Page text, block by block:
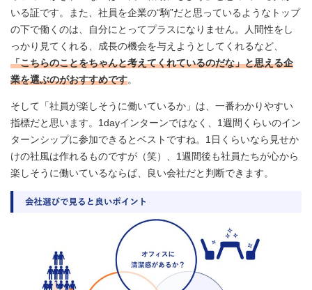
いる証です。また、社員を企業の“駒”だと思っているようなトップ
の下で働くのは、自分にとってプラスになりません。人間性をし
っかり見てくれる、成長の機会を与えようとしてくれるなど、
「こちらのことをちゃんと考えてくれているのだな」と思える企
業を選ぶのがおすすめです。
そして「社員が楽しそうに働いているか」は、一番わかりやすい
指標だと思います。1dayインターンではなく、1週間くらいのイン
ターンシップに参加できるとベストですね。1日くらいなら見せか
けの社風は作れるものですが（笑）、1週間後も社員たちが心から
楽しそうに働いているならば、良い会社だと判断できます。